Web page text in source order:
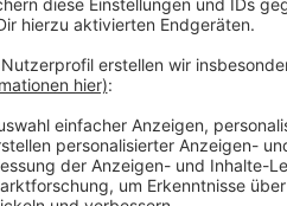
angegriffen. Ein
Polizei. Der 18-
worden. Zudem
Situation
vor Ort vom